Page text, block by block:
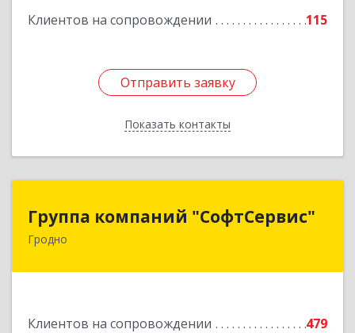
Клиентов на сопровождении 115
Отправить заявку
Показать контакты
Отправить заявку
Назад
Группа компаний "СофтСервис"
Гродно
Клиентов на сопровождении
479
Группа компаний "СофтСервис"